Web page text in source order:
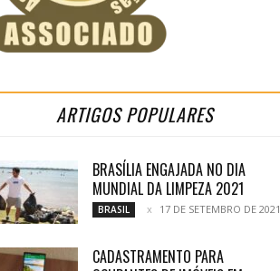
ARTIGOS POPULARES
BRASÍLIA ENGAJADA NO DIA
MUNDIAL DA LIMPEZA 2021
BRASIL 17 DE SETEMBRO DE 2021
CADASTRAMENTO PARA